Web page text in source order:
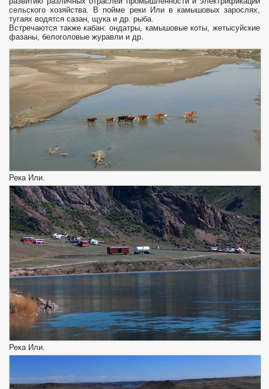
сельского хозяйства. В пойме реки Или в камышовых зарослях,
тугаях водятся сазан, щука и др. рыба.
Встречаются также кабан: ондатры, камышовые коты, жетысуйские
фазаны, белоголовые журавли и др.
Река Или.
Река Или.